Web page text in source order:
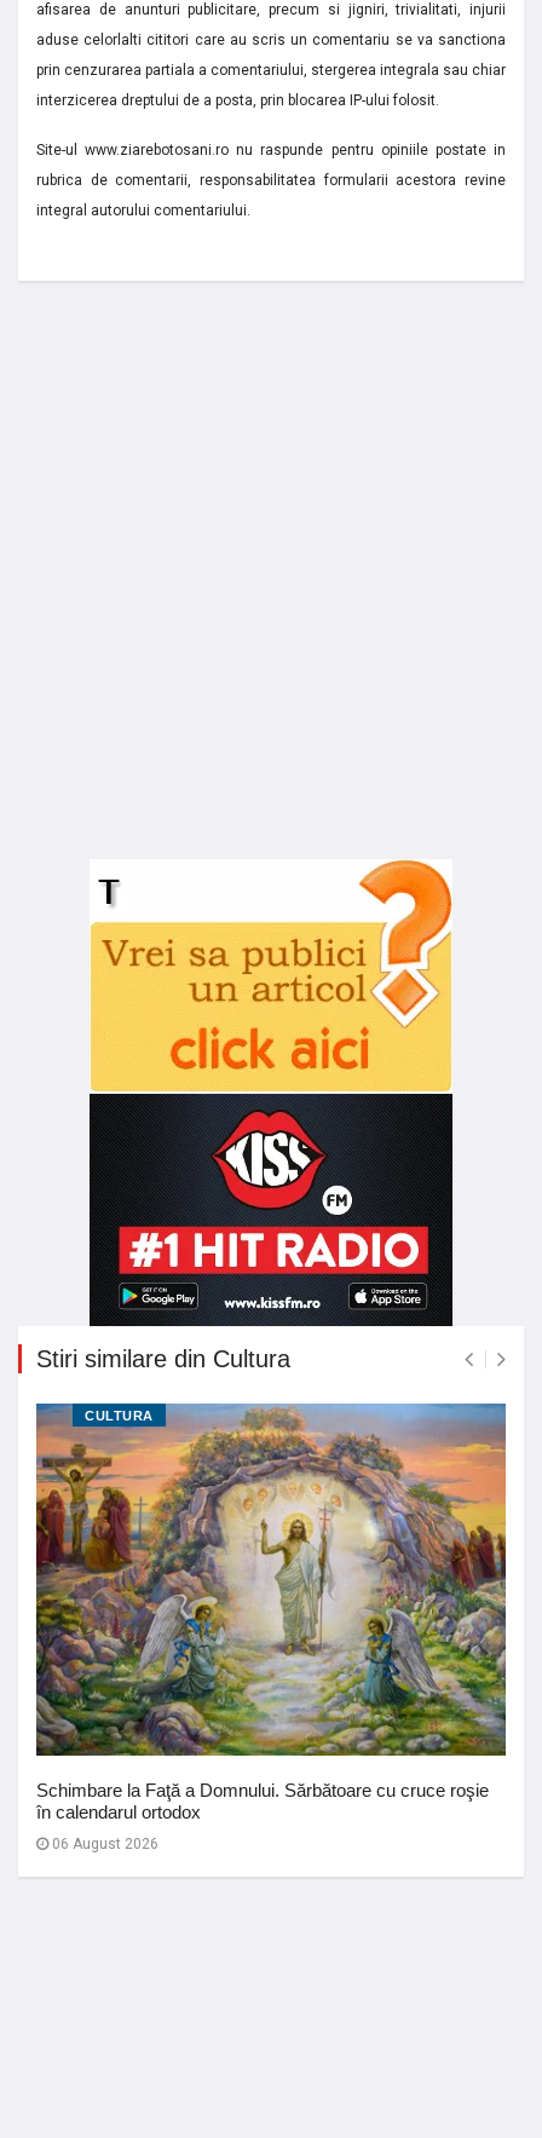
afisarea de anunturi publicitare, precum si jigniri, trivialitati, injurii
aduse celorlalti cititori care au scris un comentariu se va sanctiona
prin cenzurarea partiala a comentariului, stergerea integrala sau chiar
interzicerea dreptului de a posta, prin blocarea IP-ului folosit.
Site-ul www.ziarebotosani.ro nu raspunde pentru opiniile postate in
rubrica de comentarii, responsabilitatea formularii acestora revine
integral autorului comentariului.
Stiri similare din Cultura
CULTURA
Schimbare la Faţă a Domnului. Sărbătoare cu cruce roşie
în calendarul ortodox
06 August 2026